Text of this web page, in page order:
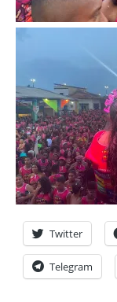
Twitter
Telegram